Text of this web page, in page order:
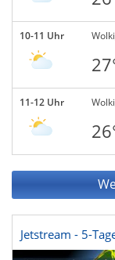
10-11 Uhr
11-12 Uhr
Jetstream - 5-